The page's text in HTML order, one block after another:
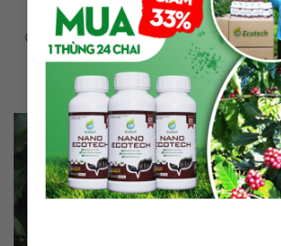
trái cao
Giai đoạn phân hóa mầm hoa và trổ bông là
nhất, [...]